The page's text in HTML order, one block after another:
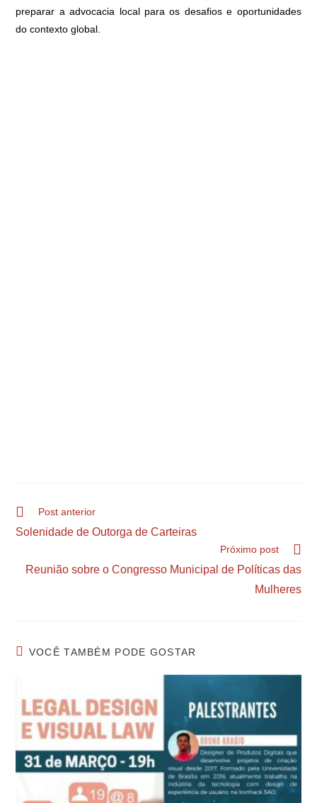
preparar a advocacia local para os desafios e oportunidades
do contexto global.
Post anterior
Solenidade de Outorga de Carteiras
Próximo post
Reunião sobre o Congresso Municipal de Políticas das
Mulheres
VOCÊ TAMBÉM PODE GOSTAR